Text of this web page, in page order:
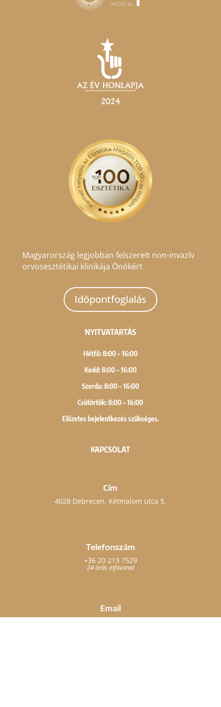
Magyarország legjobban felszerelt non-invazív
orvosesztétikai klinikája Önökért
Időpontfoglalás
NYITVATARTÁS
Hétfő: 8:00 – 16:00
Kedd: 8:00 – 16:00
Szerda: 8:00 – 16:00
Csütörtök: 8:00 – 16:00
Előzetes bejelentkezés szükséges.
KAPCSOLAT
Cím
4028 Debrecen, Kétmalom utca 5.
Telefonszám
+36 20 213 7529
24 órás infóvonal
Email